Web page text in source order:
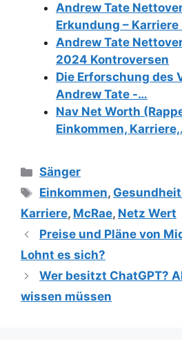
Andrew Tate
Erkundung –
Andrew Tate
2024 Kontroversen
Die Erforschung des
Andrew Tate -…
Nav Net Worth
Einkommen,
Categories
Sänger
Tags
Einkommen,
Karriere, McRae, Netz Wert
Preise und Pläne von
Lohnt es sich?
Wer besitzt ChatGPT?
wissen müssen